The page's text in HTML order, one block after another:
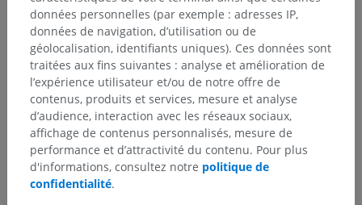
Hiérarchie anatomique
données personnelles (par exemple : adresses IP,
données de navigation, d’utilisation ou de
géolocalisation, identifiants uniques). Ces données sont
traitées aux fins suivantes : analyse et amélioration de
l’expérience utilisateur et/ou de notre offre de
contenus, produits et services, mesure et analyse
d’audience, interaction avec les réseaux sociaux,
affichage de contenus personnalisés, mesure de
performance et d’attractivité du contenu. Pour plus
d'informations, consultez notre politique de
confidentialité.